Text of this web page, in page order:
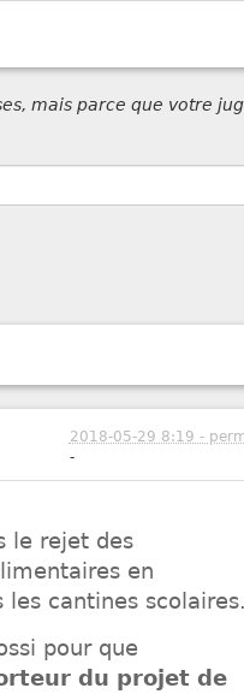
mais parce que votre
2018-05-29 8:19 -
-
le rejet des
en
cantines scolaires.
pour que
du projet de